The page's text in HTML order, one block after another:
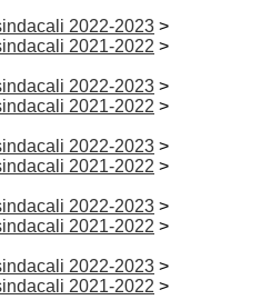
2022-2023 >
2021-2022 >
2022-2023 >
2021-2022 >
2022-2023 >
2021-2022 >
2022-2023 >
2021-2022 >
2022-2023 >
2021-2022 >